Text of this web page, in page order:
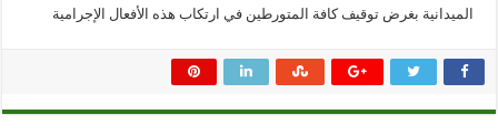
الميدانية بغرض توقيف كافة المتورطين في ارتكاب هذه الأفعال الإجرامية